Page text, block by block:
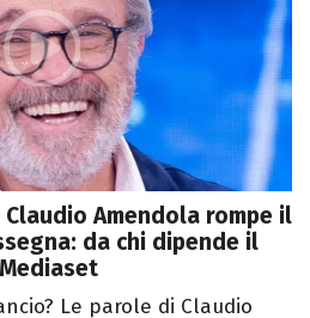
Claudio Amendola rompe il
da chi dipende il
Le parole di Claudio